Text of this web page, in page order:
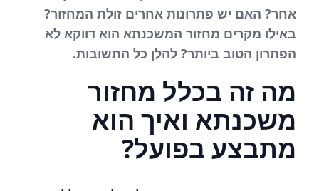
אחר? האם יש פתרונות אחרים זולת המחזור?
באילו מקרים מחזור המשכנתא הוא דווקא לא
הפתרון הטוב ביותר? להלן כל התשובות.
מה זה בכלל מחזור
משכנתא ואיך הוא
מתבצע בפועל?